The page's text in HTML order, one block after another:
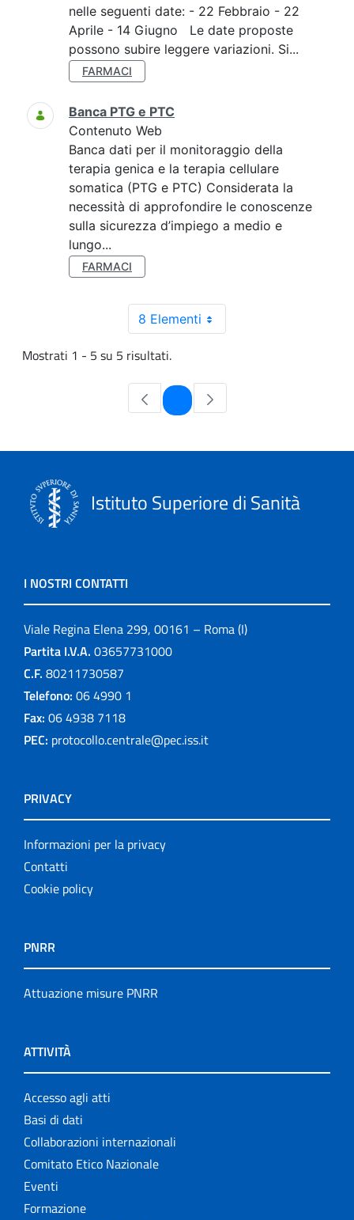
nelle seguenti date: - 22 Febbraio - 22
Aprile - 14 Giugno Le date proposte
possono subire leggere variazioni. Si...
FARMACI
Banca PTG e PTC
Contenuto Web
Banca dati per il monitoraggio della
terapia genica e la terapia cellulare
somatica (PTG e PTC) Considerata la
necessità di approfondire le conoscenze
sulla sicurezza d’impiego a medio e
lungo...
FARMACI
8 Elementi
Mostrati 1 - 5 su 5 risultati.
Pagina
Istituto Superiore di Sanità
I NOSTRI CONTATTI
Viale Regina Elena 299, 00161 – Roma (I)
Partita I.V.A. 03657731000
C.F. 80211730587
Telefono: 06 4990 1
Fax: 06 4938 7118
PEC: protocollo.centrale@pec.iss.it
PRIVACY
Informazioni per la privacy
Contatti
Cookie policy
PNRR
Attuazione misure PNRR
ATTIVITÀ
Accesso agli atti
Basi di dati
Collaborazioni internazionali
Comitato Etico Nazionale
Eventi
Formazione